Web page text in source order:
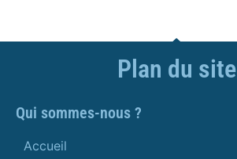
Plan du site
Qui sommes-nous ?
Accueil